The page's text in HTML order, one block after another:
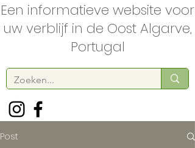
Een informatieve website voor
uw verblijf in de Oost Algarve,
Portugal
Post